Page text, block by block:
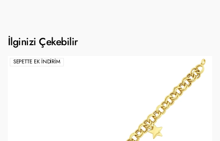
İlginizi Çekebilir
SEPETTE EK İNDIRIM